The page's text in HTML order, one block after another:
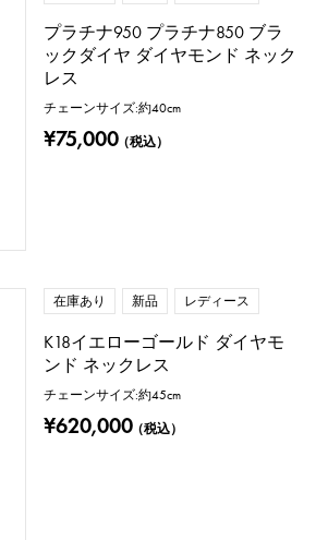
プラチナ950 プラチナ850 ブラ
ックダイヤ ダイヤモンド ネック
レス
チェーンサイズ:約40cm
¥75,000（税込）
在庫あり 新品 レディース
K18イエローゴールド ダイヤモ
ンド ネックレス
チェーンサイズ:約45cm
¥620,000（税込）